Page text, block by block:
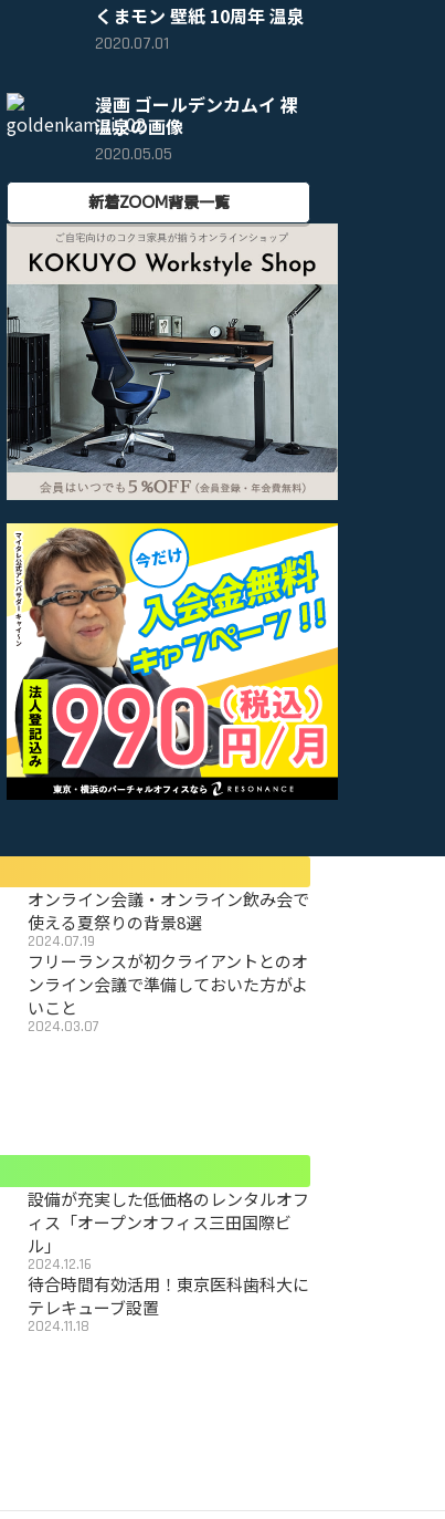
くまモン 壁紙 10周年 温泉
2020.07.01
漫画 ゴールデンカムイ 裸
温泉の画像
2020.05.05
新着ZOOM背景一覧
オンライン会議・オンライン飲み会で
使える夏祭りの背景8選
2024.07.19
フリーランスが初クライアントとのオ
ンライン会議で準備しておいた方がよ
いこと
2024.03.07
設備が充実した低価格のレンタルオフ
ィス「オープンオフィス三田国際ビ
ル」
2024.12.16
待合時間有効活用！東京医科歯科大に
テレキューブ設置
2024.11.18